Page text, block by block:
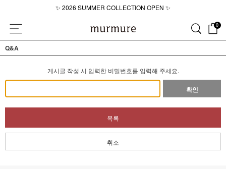
✨ 2026 SUMMER COLLECTION OPEN ✨
0
Q&A
게시글 작성 시 입력한 비밀번호를 입력해 주세요.
확인
목록
취소